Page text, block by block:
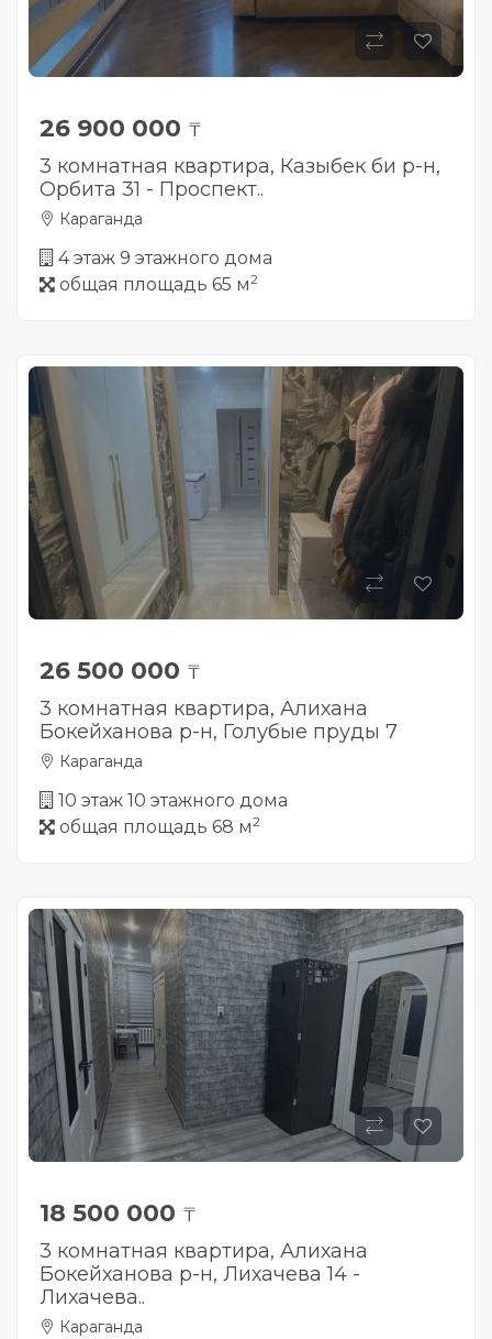
26 900 000 ₸
3 комнатная квартира, Казыбек би р-н,
Орбита 31 - Проспект..
Караганда
4 этаж 9 этажного дома
общая площадь 65 м2
26 500 000 ₸
3 комнатная квартира, Алихана
Бокейханова р-н, Голубые пруды 7
Караганда
10 этаж 10 этажного дома
общая площадь 68 м2
18 500 000 ₸
3 комнатная квартира, Алихана
Бокейханова р-н, Лихачева 14 -
Лихачева..
Караганда